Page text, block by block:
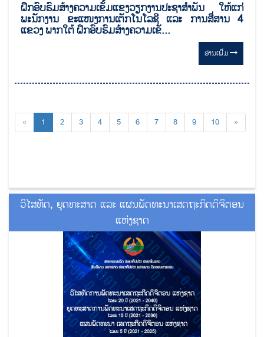
ຝຶກອົບຮົມສ້າງຄວາມເຂັ້ມແຂງວຽກງານປະຊາສໍາພັນ ໃຫ້ແກ່
ພະນັກງານ ຂະແໜງການເຕັກໂນໂລຊີ ແລະ ການສື່ສານ 4
ແຂວງ ພາກໃຕ້ ຝຶກອົບຮົມສ້າງຄວາມເຂັ...
ອ່ານ​ເພີ່ມ
« 1 2 3 4 5 6 7 8 9 10 »
ວິໄສທັດ, ຍຸດທະສາດ ແລະ ແຜນພັດທະນາເສດຖະກິດດິຈິຕອນ
ແຫ່ງຊາດ